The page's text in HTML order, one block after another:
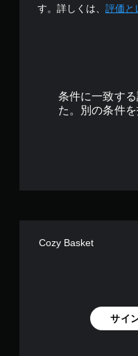
す。詳しくは、 評価と
条件に一致す
た。別の条件を
Cozy Basket
サイ